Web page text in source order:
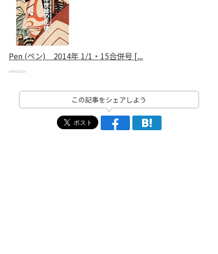
Pen (ペン) 2014年 1/1・15合併号 [...
この記事をシェアしよう